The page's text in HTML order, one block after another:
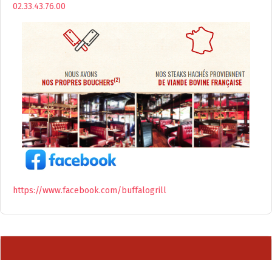
02.33.43.76.00
https://www.facebook.com/buffalogrill